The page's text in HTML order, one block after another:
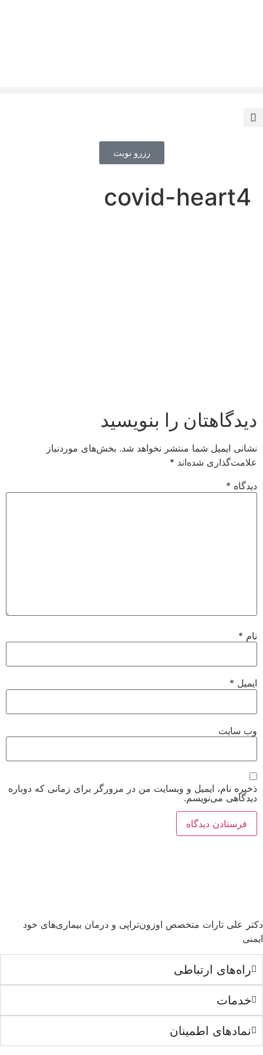
رزرو نوبت
covid-heart4
دیدگاهتان را بنویسید
نشانی ایمیل شما منتشر نخواهد شد. بخش‌های موردنیاز
علامت‌گذاری شده‌اند *
دیدگاه *
نام *
ایمیل *
وب‌ سایت
ذخیره نام، ایمیل و وبسایت من در مرورگر برای زمانی که دوباره
دیدگاهی می‌نویسم.
دکتر علی تارات متخصص اوزون‌تراپی و درمان بیماری‌های خود
ایمنی
راه‌های ارتباطی
خدمات
نمادهای اطمینان